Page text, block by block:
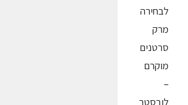
לבחירה
מרק
סרטנים
מוקרם
–
לובסטר